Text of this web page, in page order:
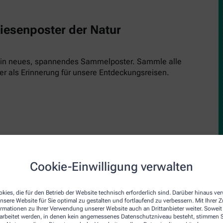
Cookie-Einwilligung verwalten
die für den Betrieb der Website technisch erforderlich sind. Darüber hinaus
Website für Sie optimal zu gestalten und fortlaufend zu verbessern. Mit Ihrer
zu Ihrer Verwendung unserer Website auch an Drittanbieter weiter. Soweit
werden, in denen kein angemessenes Datenschutzniveau besteht, stimmen
der Natur
neues, spannendes Sammelposter. Sammle alle
als Erinnerung für unsere Entdeckungsreisen.
Inspektor! Einfach kostenlos runterladen, ausdrucken und
und schau genau hin. Jede Ausgabe bringt einen neuen